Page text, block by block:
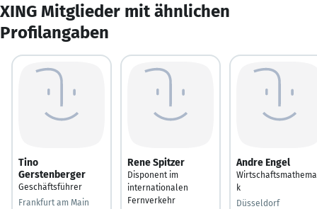
XING Mitglieder mit ähnlichen
Profilangaben
Tino
Gerstenberger
Geschäftsführer
Frankfurt am Main
Rene Spitzer
Disponent im
internationalen
Fernverkehr
Andre Engel
k
Düsseldorf